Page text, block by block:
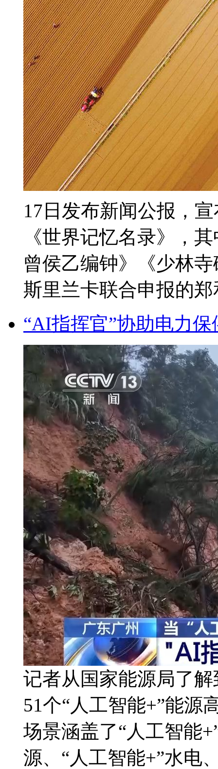
17日发布新闻公报，
《世界记忆名录》，
曾侯乙编钟》《少林
斯里兰卡联合申报的
“AI指挥官”协助电力
记者从国家能源局了
51个“人工智能+”能源
场景涵盖了“人工智能
源、“人工智能+”水电